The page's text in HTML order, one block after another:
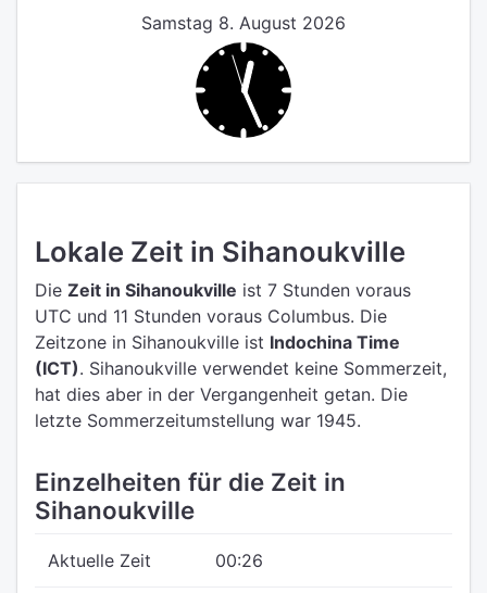
Samstag 8. August 2026
Lokale Zeit in Sihanoukville
Die Zeit in Sihanoukville ist 7 Stunden voraus
UTC und 11 Stunden voraus Columbus. Die
Zeitzone in Sihanoukville ist Indochina Time
(ICT). Sihanoukville verwendet keine Sommerzeit,
hat dies aber in der Vergangenheit getan. Die
letzte Sommerzeitumstellung war 1945.
Einzelheiten für die Zeit in
Sihanoukville
Aktuelle Zeit 00:26